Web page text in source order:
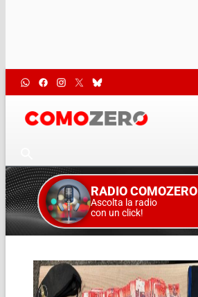
RADIO COMOZERO
Ascolta la radio
con un click!